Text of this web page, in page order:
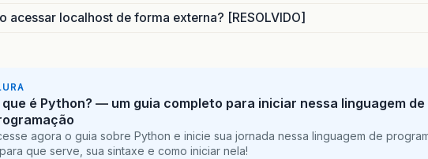
acessar localhost de forma externa? [RESOLVIDO]
que é Python? — um guia completo para iniciar nessa linguagem de
agora o guia sobre Python e inicie sua jornada nessa linguagem de
que serve, sua sintaxe e como iniciar nela!